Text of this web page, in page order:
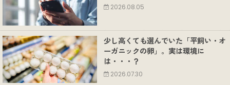
2026.08.05
少し高くても選んでいた「平飼い・オ
ーガニックの卵」。実は環境に
は・・・？
2026.07.30